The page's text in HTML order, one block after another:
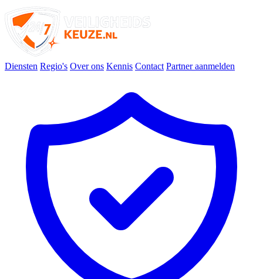
Diensten Regio's Over ons Kennis Contact Partner aanmelden